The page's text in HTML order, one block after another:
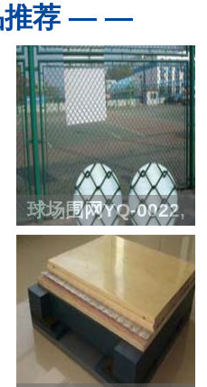
荐 — —
球场围网YQ-0022,